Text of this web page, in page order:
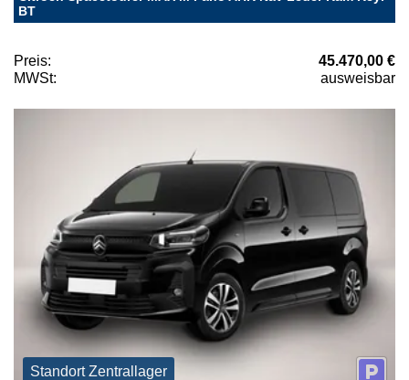
BT
Preis:
45.470,00 €
MWSt:
ausweisbar
Standort Zentrallager